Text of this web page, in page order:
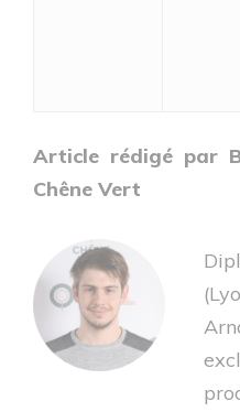
Article rédigé par
Chêne Vert